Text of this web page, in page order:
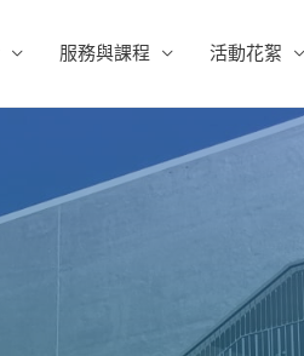
服務與課程 活動花絮